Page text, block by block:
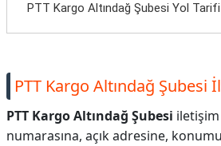
PTT Kargo Altındağ Şubesi Yol Tarifi
PTT Kargo Altındağ Şubesi
PTT Kargo Altındağ Şubesi
numarasına, açık adresine,